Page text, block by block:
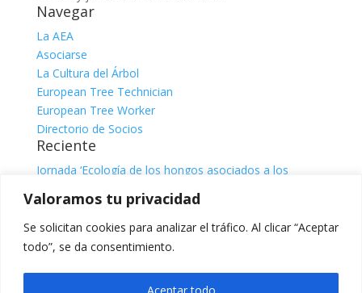
Valoramos tu privacidad
Se solicitan cookies para analizar el tráfico. Al clicar “Aceptar
todo”, se da consentimiento.
Aceptar todo
Navegar
La AEA
Asociarse
La Cultura del Árbol
European Tree Technician
European Tree Worker
Directorio de Socios
Reciente
Jornada ‘Ecología de los hongos asociados a los
Jornada ‘El sistema radicular. Comprender, observar e
interpretar para una gestión responsable del árbol’, con
Claire Atger julio 31, 2026